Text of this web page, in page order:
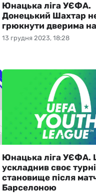
13 грудня 2023, 18:28
Юнацька ліга УЄФА.
Донецький Шахтар
грюкнути дверима
Юнацька ліга УЄФА.
ускладнив своє
становище після
Барселоною